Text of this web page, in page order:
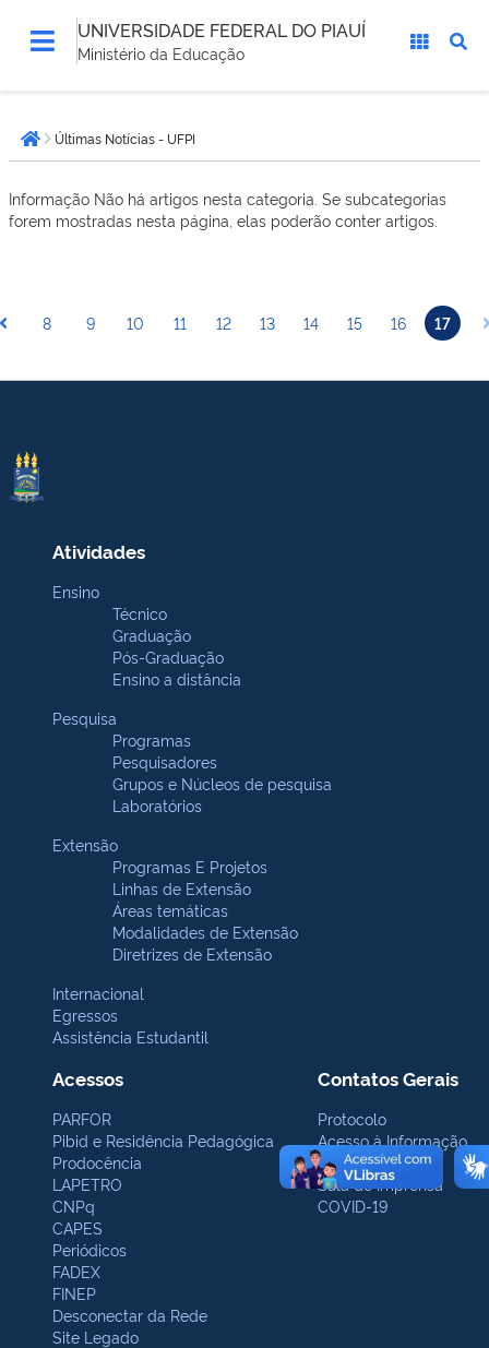
UNIVERSIDADE FEDERAL DO PIAUÍ
Ministério da Educação
está
aqui:Página inicial
Últimas Notícias - UFPI
Informação Não há artigos nesta categoria. Se subcategorias
forem mostradas nesta página, elas poderão conter artigos.
8 9 10 11 12 13 14 15 16 17
Atividades
Ensino
Técnico
Graduação
Pós-Graduação
Ensino a distância
Pesquisa
Programas
Pesquisadores
Grupos e Núcleos de pesquisa
Laboratórios
Extensão
Programas E Projetos
Linhas de Extensão
Áreas temáticas
Modalidades de Extensão
Diretrizes de Extensão
Internacional
Egressos
Assistência Estudantil
Acessos
PARFOR
Pibid e Residência Pedagógica
Prodocência
LAPETRO
CNPq
CAPES
Periódicos
FADEX
FINEP
Desconectar da Rede
Site Legado
Contatos Gerais
Protocolo
Acesso à Informação
Ouvidoria
Sala de Imprensa
COVID-19